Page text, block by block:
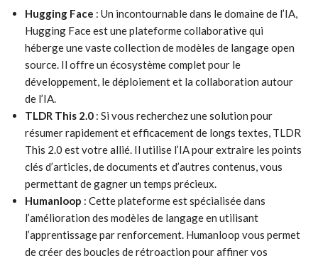
Hugging Face : Un incontournable dans le domaine de l’IA,
Hugging Face est une plateforme collaborative qui
héberge une vaste collection de modèles de langage open
source. Il offre un écosystème complet pour le
développement, le déploiement et la collaboration autour
de l’IA.
TLDR This 2.0 : Si vous recherchez une solution pour
résumer rapidement et efficacement de longs textes, TLDR
This 2.0 est votre allié. Il utilise l’IA pour extraire les points
clés d’articles, de documents et d’autres contenus, vous
permettant de gagner un temps précieux.
Humanloop : Cette plateforme est spécialisée dans
l’amélioration des modèles de langage en utilisant
l’apprentissage par renforcement. Humanloop vous permet
de créer des boucles de rétroaction pour affiner vos